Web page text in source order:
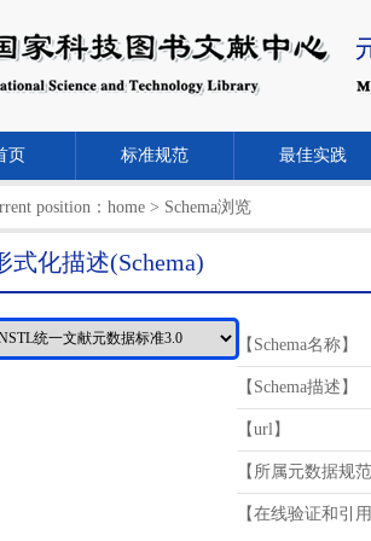
页 标准规范 最佳实践
position： home > Schema浏览
式化描述(Schema)
【Schema名称】
【Schema描述】
【url】
【所属元数据规
【在线验证和引